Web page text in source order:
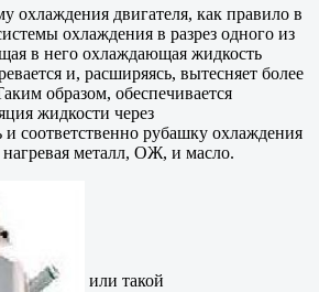
охлаждения двигателя, как правило в
охлаждения в разрез одного из
в него охлаждающая жидкость
и, расширяясь, вытесняет более
образом, обеспечивается
жидкости через
и соответственно рубашку охлаждения
металл, ОЖ, и масло.
или такой